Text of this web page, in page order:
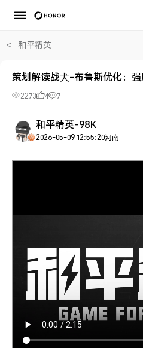
< 和平精英
策划解读战犬-布鲁斯优化：强
2273 4 7
和平精英-98K
2026-05-09 12:55:20河南